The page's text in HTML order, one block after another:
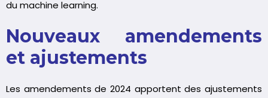
du machine learning.
Nouveaux amendements
et ajustements
Les amendements de 2024 apportent des ajustements